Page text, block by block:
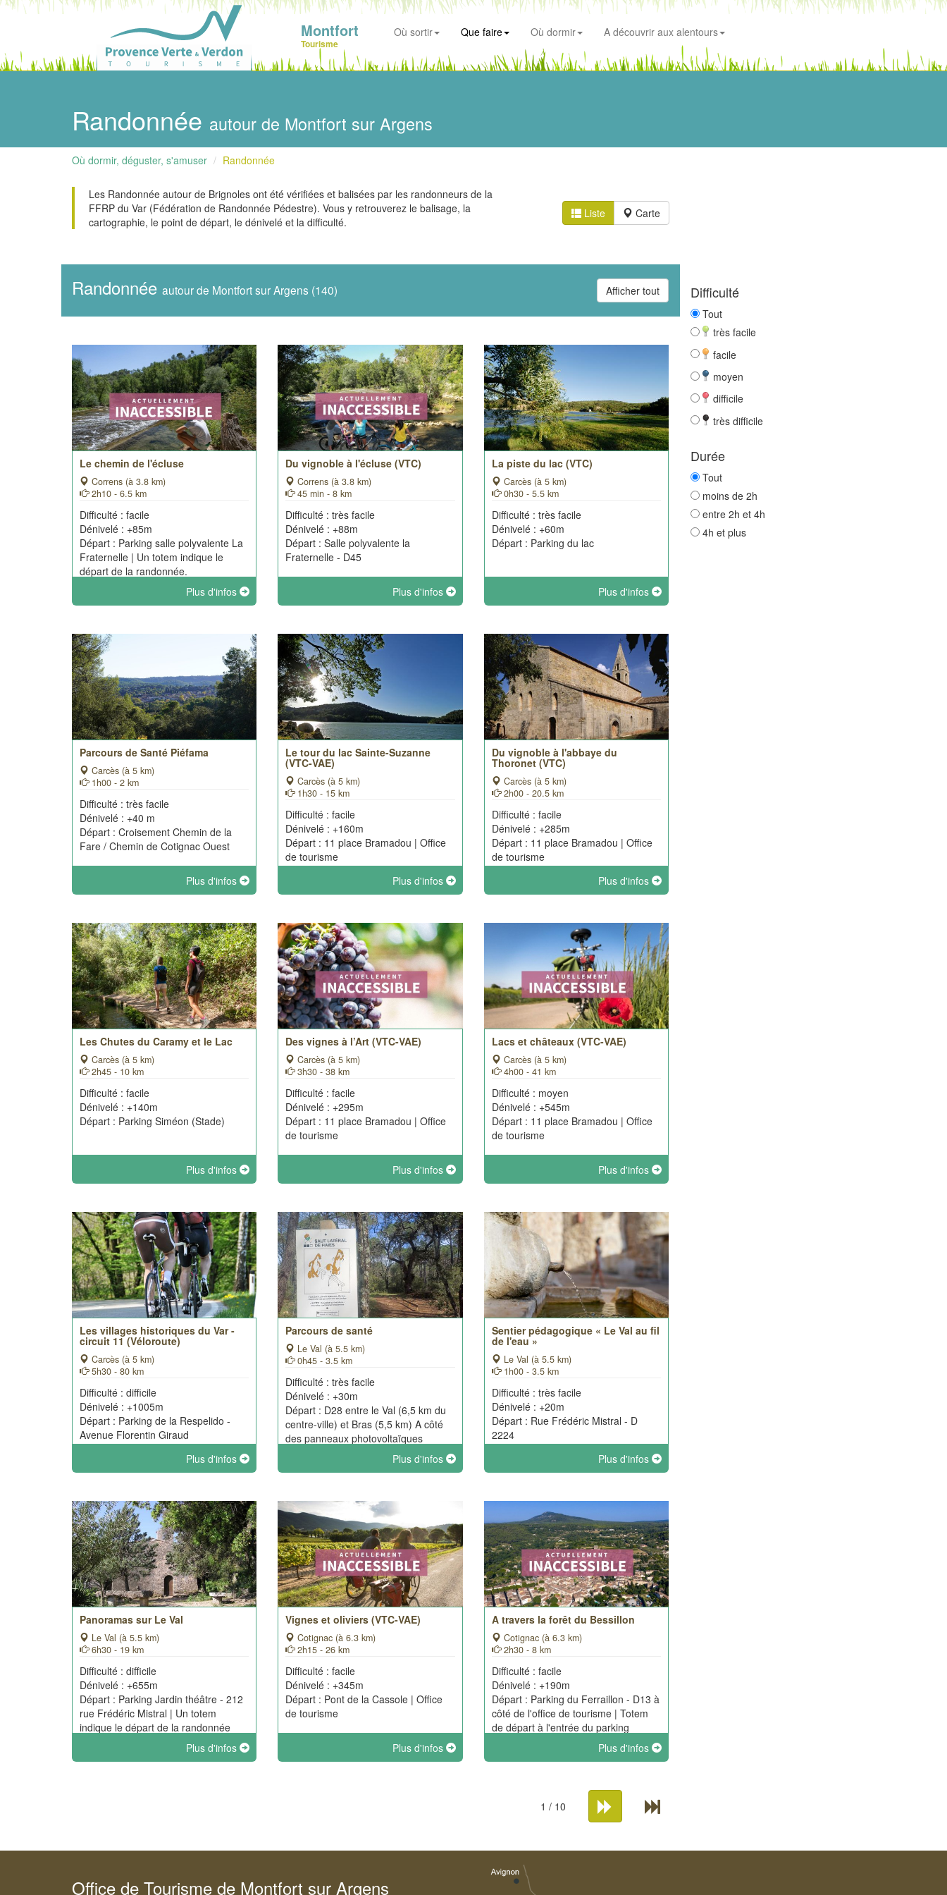
Montfort
Tourisme
Où sortir Que faire Où dormir A découvrir aux alentours
Randonnée autour de Montfort sur Argens
Où dormir, déguster, s'amuser Randonnée
Les Randonnée autour de Brignoles ont été vérifiées et balisées par les randonneurs de la
FFRP du Var (Fédération de Randonnée Pédestre). Vous y retrouverez le balisage, la
cartographie, le point de départ, le dénivelé et la difficulté.
Liste Carte
Randonnée autour de Montfort sur Argens (140) Afficher tout
Le chemin de l'écluse
Correns (à 3.8 km)
2h10 - 6.5 km
Difficulté : facile
Dénivelé : +85m
Départ : Parking salle polyvalente La
Fraternelle | Un totem indique le
départ de la randonnée.
Plus d'infos
Du vignoble à l'écluse (VTC)
Correns (à 3.8 km)
45 min - 8 km
Difficulté : très facile
Dénivelé : +88m
Départ : Salle polyvalente la
Fraternelle - D45
Plus d'infos
La piste du lac (VTC)
Carcès (à 5 km)
0h30 - 5.5 km
Difficulté : très facile
Dénivelé : +60m
Départ : Parking du lac
Plus d'infos
Parcours de Santé Piéfama
Carcès (à 5 km)
1h00 - 2 km
Difficulté : très facile
Dénivelé : +40 m
Départ : Croisement Chemin de la
Fare / Chemin de Cotignac Ouest
Plus d'infos
Le tour du lac Sainte-Suzanne
(VTC-VAE)
Carcès (à 5 km)
1h30 - 15 km
Difficulté : facile
Dénivelé : +160m
Départ : 11 place Bramadou | Office
de tourisme
Plus d'infos
Du vignoble à l'abbaye du
Thoronet (VTC)
Carcès (à 5 km)
2h00 - 20.5 km
Difficulté : facile
Dénivelé : +285m
Départ : 11 place Bramadou | Office
de tourisme
Plus d'infos
Les Chutes du Caramy et le Lac
Carcès (à 5 km)
2h45 - 10 km
Difficulté : facile
Dénivelé : +140m
Départ : Parking Siméon (Stade)
Plus d'infos
Des vignes à l’Art (VTC-VAE)
Carcès (à 5 km)
3h30 - 38 km
Difficulté : facile
Dénivelé : +295m
Départ : 11 place Bramadou | Office
de tourisme
Plus d'infos
Lacs et châteaux (VTC-VAE)
Carcès (à 5 km)
4h00 - 41 km
Difficulté : moyen
Dénivelé : +545m
Départ : 11 place Bramadou | Office
de tourisme
Plus d'infos
Les villages historiques du Var -
circuit 11 (Véloroute)
Carcès (à 5 km)
5h30 - 80 km
Difficulté : difficile
Dénivelé : +1005m
Départ : Parking de la Respelido -
Avenue Florentin Giraud
Plus d'infos
Parcours de santé
Le Val (à 5.5 km)
0h45 - 3.5 km
Difficulté : très facile
Dénivelé : +30m
Départ : D28 entre le Val (6,5 km du
centre-ville) et Bras (5,5 km) A côté
des panneaux photovoltaïques
Plus d'infos
Sentier pédagogique « Le Val au fil
de l'eau »
Le Val (à 5.5 km)
1h00 - 3.5 km
Difficulté : très facile
Dénivelé : +20m
Départ : Rue Frédéric Mistral - D
2224
Plus d'infos
Panoramas sur Le Val
Le Val (à 5.5 km)
6h30 - 19 km
Difficulté : difficile
Dénivelé : +655m
Départ : Parking Jardin théâtre - 212
rue Frédéric Mistral | Un totem
indique le départ de la randonnée
Plus d'infos
Vignes et oliviers (VTC-VAE)
Cotignac (à 6.3 km)
2h15 - 26 km
Difficulté : facile
Dénivelé : +345m
Départ : Pont de la Cassole | Office
de tourisme
Plus d'infos
A travers la forêt du Bessillon
Cotignac (à 6.3 km)
2h30 - 8 km
Difficulté : facile
Dénivelé : +190m
Départ : Parking du Ferraillon - D13 à
côté de l'office de tourisme | Totem
de départ à l'entrée du parking
Plus d'infos
1 / 10
Difficulté
Tout
très facile
facile
moyen
difficile
très difficile
Durée
Tout
moins de 2h
entre 2h et 4h
4h et plus
Office de Tourisme de Montfort sur Argens